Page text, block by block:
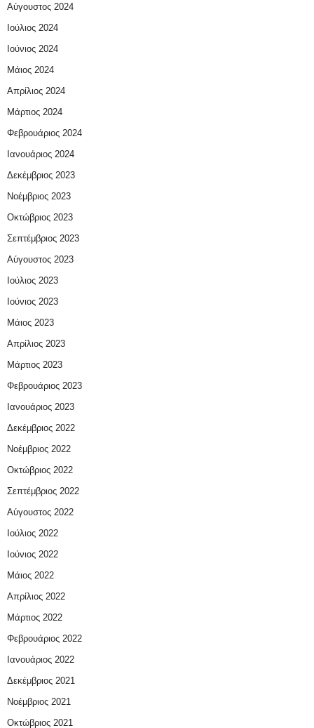
Αύγουστος 2024
Ιούλιος 2024
Ιούνιος 2024
Μάιος 2024
Απρίλιος 2024
Μάρτιος 2024
Φεβρουάριος 2024
Ιανουάριος 2024
Δεκέμβριος 2023
Νοέμβριος 2023
Οκτώβριος 2023
Σεπτέμβριος 2023
Αύγουστος 2023
Ιούλιος 2023
Ιούνιος 2023
Μάιος 2023
Απρίλιος 2023
Μάρτιος 2023
Φεβρουάριος 2023
Ιανουάριος 2023
Δεκέμβριος 2022
Νοέμβριος 2022
Οκτώβριος 2022
Σεπτέμβριος 2022
Αύγουστος 2022
Ιούλιος 2022
Ιούνιος 2022
Μάιος 2022
Απρίλιος 2022
Μάρτιος 2022
Φεβρουάριος 2022
Ιανουάριος 2022
Δεκέμβριος 2021
Νοέμβριος 2021
Οκτώβριος 2021